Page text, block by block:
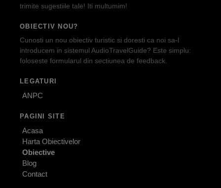
trimite sugestiile tale! Iti multumim!
OBIECTIV NOU?
Cunosti un nou obiectiv turistic si doresti ca noi sa-l
introducem in sistemul AudioTravelGuide? Este simplu:
foloseste formularul din sectiunea de feedback.
LEGATURI
ANPC
PAGINI SITE
Acasa
Harta Obiectivelor
Obiective
Blog
Contact